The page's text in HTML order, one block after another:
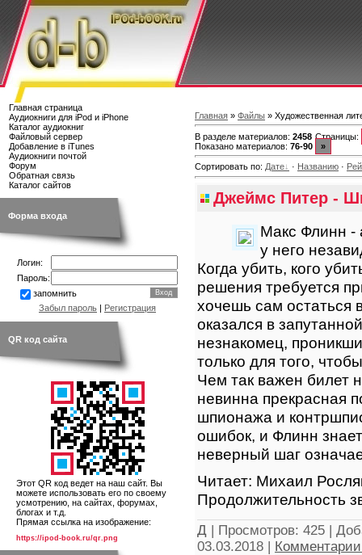
Главная страница
Аудиокниги для iPod и iPhone
Каталог аудиокниг
Файловый сервер
Добавление в iTunes
Аудиокниги почтой
Форум
Обратная связь
Каталог сайтов
Форма входа
Логин:
Пароль:
запомнить
Забыл пароль | Регистрация
QR код сайта
Этот QR код ведет на наш сайт. Вы
можете использовать его по своему
усмотрению, на сайтах, форумах,
блогах и т.д.
Прямая ссылка на изображение:
https://ipod-book.ru/qr.png
Главная » Файлы » Художественная
В разделе материалов: 2458
Показано материалов: 76-90
Страницы:
»
Сортировать по: Дате · Названию ·
Джеймс Питер -
Макс Флинн -
у него
Когда убить, кого
решения требуется
хочешь сам остаться
оказался в
незнакомец,
только для того,
Чем так важен билет
невинна прекрасная
шпионажа и
ошибок, и Флинн
неверный шаг
Читает: Михаил
Продолжительность
Д | Просмотров: 425 |
03.03.2018 |